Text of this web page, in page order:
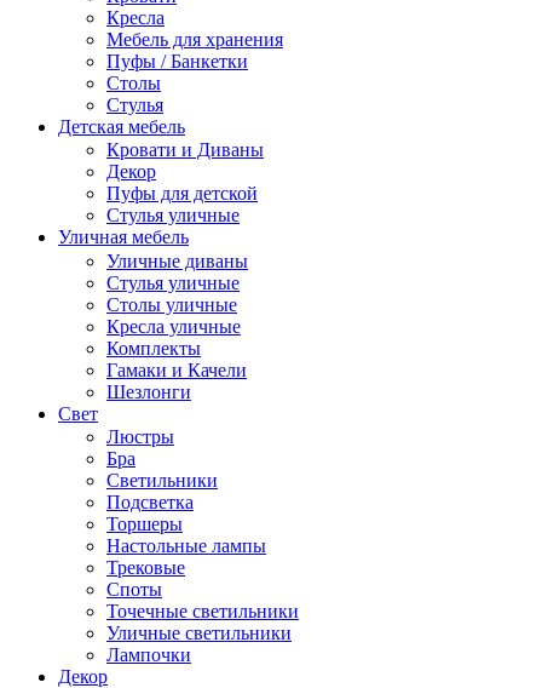
Кресла
Мебель для хранения
Пуфы / Банкетки
Столы
Стулья
Детская мебель
Кровати и Диваны
Декор
Пуфы для детской
Стулья уличные
Уличная мебель
Уличные диваны
Стулья уличные
Столы уличные
Кресла уличные
Комплекты
Гамаки и Качели
Шезлонги
Свет
Люстры
Бра
Светильники
Подсветка
Торшеры
Настольные лампы
Трековые
Споты
Точечные светильники
Уличные светильники
Лампочки
Декор